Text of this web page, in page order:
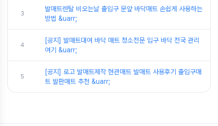
3
발매트렌탈 비오는날 출입구 문앞 바닥매트 손쉽게 사용하는
방법 &uarr;
4
[공지] 발매트대여 바닥 매트 청소전문 입구 바닥 전국 관리
여기 &uarr;
5
[공지] 로고 발매트제작 현관매트 발매트 사용후기 출입구매
트 발판매트 추천 &uarr;